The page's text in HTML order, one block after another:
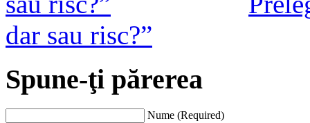
dar sau risc?”
Spune-ţi părerea
Nume (Required)